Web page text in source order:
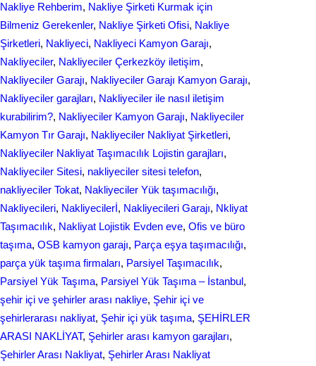
Nakliye Rehberim, Nakliye Şirketi Kurmak için
Bilmeniz Gerekenler, Nakliye Şirketi Ofisi, Nakliye
Şirketleri, Nakliyeci, Nakliyeci Kamyon Garajı
Nakliyeciler, Nakliyeciler Çerkezköy iletişim
Nakliyeciler Garajı, Nakliyeciler Garajı Kamyon Garajı
Nakliyeciler garajları, Nakliyeciler ile nasıl iletişim
kurabilirim?, Nakliyeciler Kamyon Garajı, Nakliyeciler
Kamyon Tır Garajı, Nakliyeciler Nakliyat Şirketleri
Nakliyeciler Nakliyat Taşımacılık Lojistin garajları
Nakliyeciler Sitesi, nakliyeciler sitesi telefon
nakliyeciler Tokat, Nakliyeciler Yük taşımacılığı
Nakliyecileri, Nakliyecilerİ, Nakliyecileri Garajı, Nkliyat
Taşımacılık, Nаkliyаt Lojistik Evdеn eve, Ofis ve büro
taşıma, OSB kamyon garajı, Parça eşya taşımacılığı
parça yük taşıma firmaları, Parsiyel Taşımacılık
Parsiyel Yük Taşıma, Parsiyel Yük Taşıma – İstanbul
şehir içi ve şehirler arası nakliye, Şehir içi ve
şehirlerarası nakliyat, Şehir içi yük taşıma, ŞEHİRLER
ARASI NAKLİYAT, Şehirler arası kamyon garajları
Şehirler Arası Nakliyat, Şehirler Arası Nakliyat